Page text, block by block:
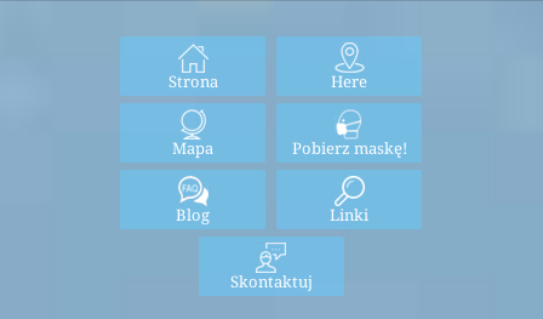
Strona Here
Mapa Pobierz maskę!
Blog Linki
Skontaktuj